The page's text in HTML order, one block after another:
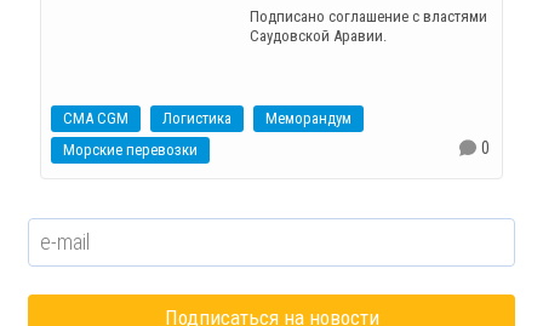
Подписано соглашение с властями
Саудовской Аравии.
CMA CGM Логистика
Меморандум
Морские перевозки
0